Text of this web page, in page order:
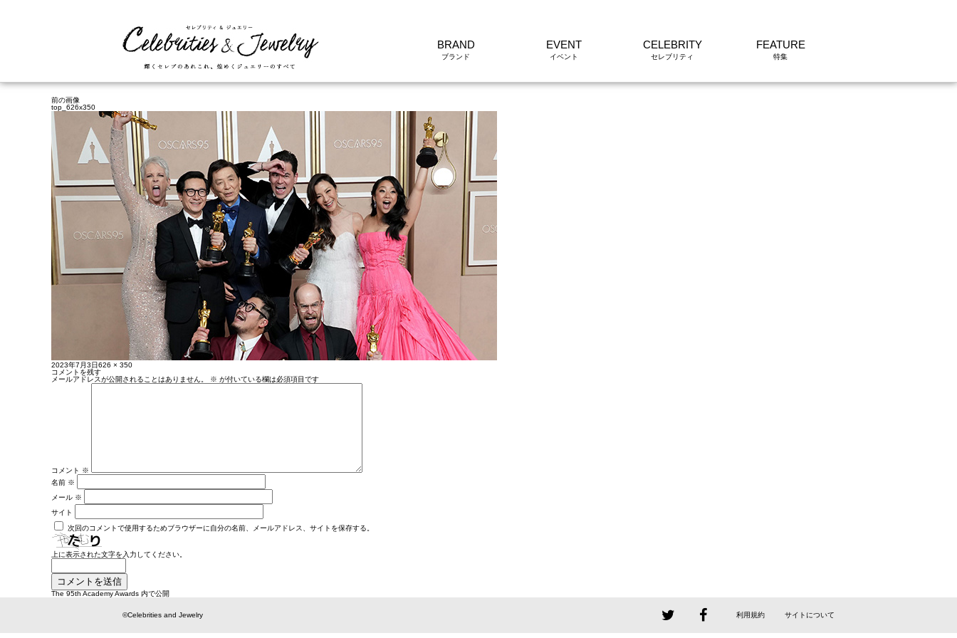
BRAND EVENT CELEBRITY FEATURE
前の画像
top_626x350
投
稿
日:
2023年7月3日フ
ル
サ
イ
626 × 350
コメントを残す
メールアドレスが公開されることはありません。
※ が付いている欄は必須項目です
コメント ※
名前 ※
メール ※
サイト
次回のコメントで使用するためブラウザーに自分の名前、メールアドレス、サイトを保存する。
上に表示された文字を入力してください。
投
The 95th Academy Awards 内で公開
利用規約 サイトについて
©Celebrities and Jewelry